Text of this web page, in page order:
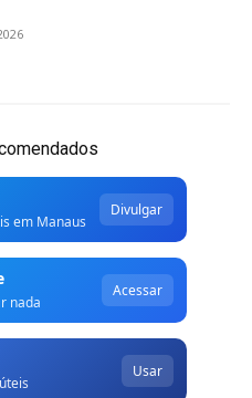
em Manaus
Divulgar
nada
Acessar
Usar